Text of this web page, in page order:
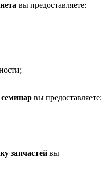
вы предоставляете:
вы предоставляете:
запчастей вы